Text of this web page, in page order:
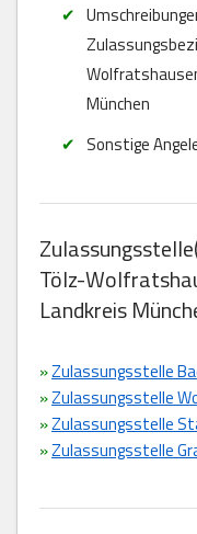
München
Sonstige
Tölz-
Landkreis
»Zulassungsstelle
»Zulassungsstelle
»Zulassungsstelle
»Zulassungsstelle